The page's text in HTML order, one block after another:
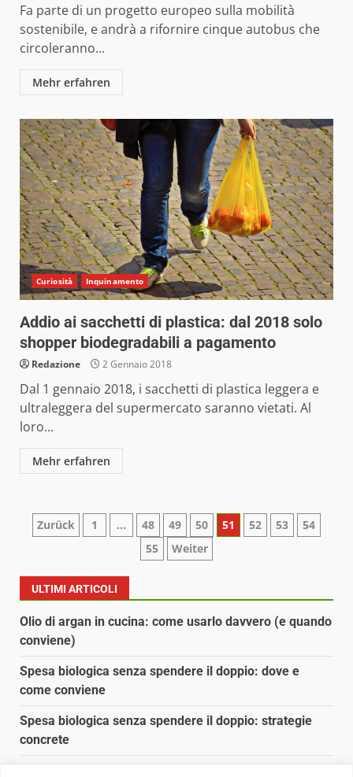
Fa parte di un progetto europeo sulla mobilità
sostenibile, e andrà a rifornire cinque autobus che
circoleranno...
Mehr erfahren
Curiosità Inquinamento
Addio ai sacchetti di plastica: dal 2018 solo
shopper biodegradabili a pagamento
Redazione 2 Gennaio 2018
Dal 1 gennaio 2018, i sacchetti di plastica leggera e
ultraleggera del supermercato saranno vietati. Al
loro...
Mehr erfahren
Paginazione
articoli
Zurück 1 … 48 49 50 51 52 53
54
55
Weiter
ULTIMI ARTICOLI
Olio di argan in cucina: come usarlo davvero (e quando
conviene)
Spesa biologica senza spendere il doppio: dove e
come conviene
Spesa biologica senza spendere il doppio: strategie
concrete